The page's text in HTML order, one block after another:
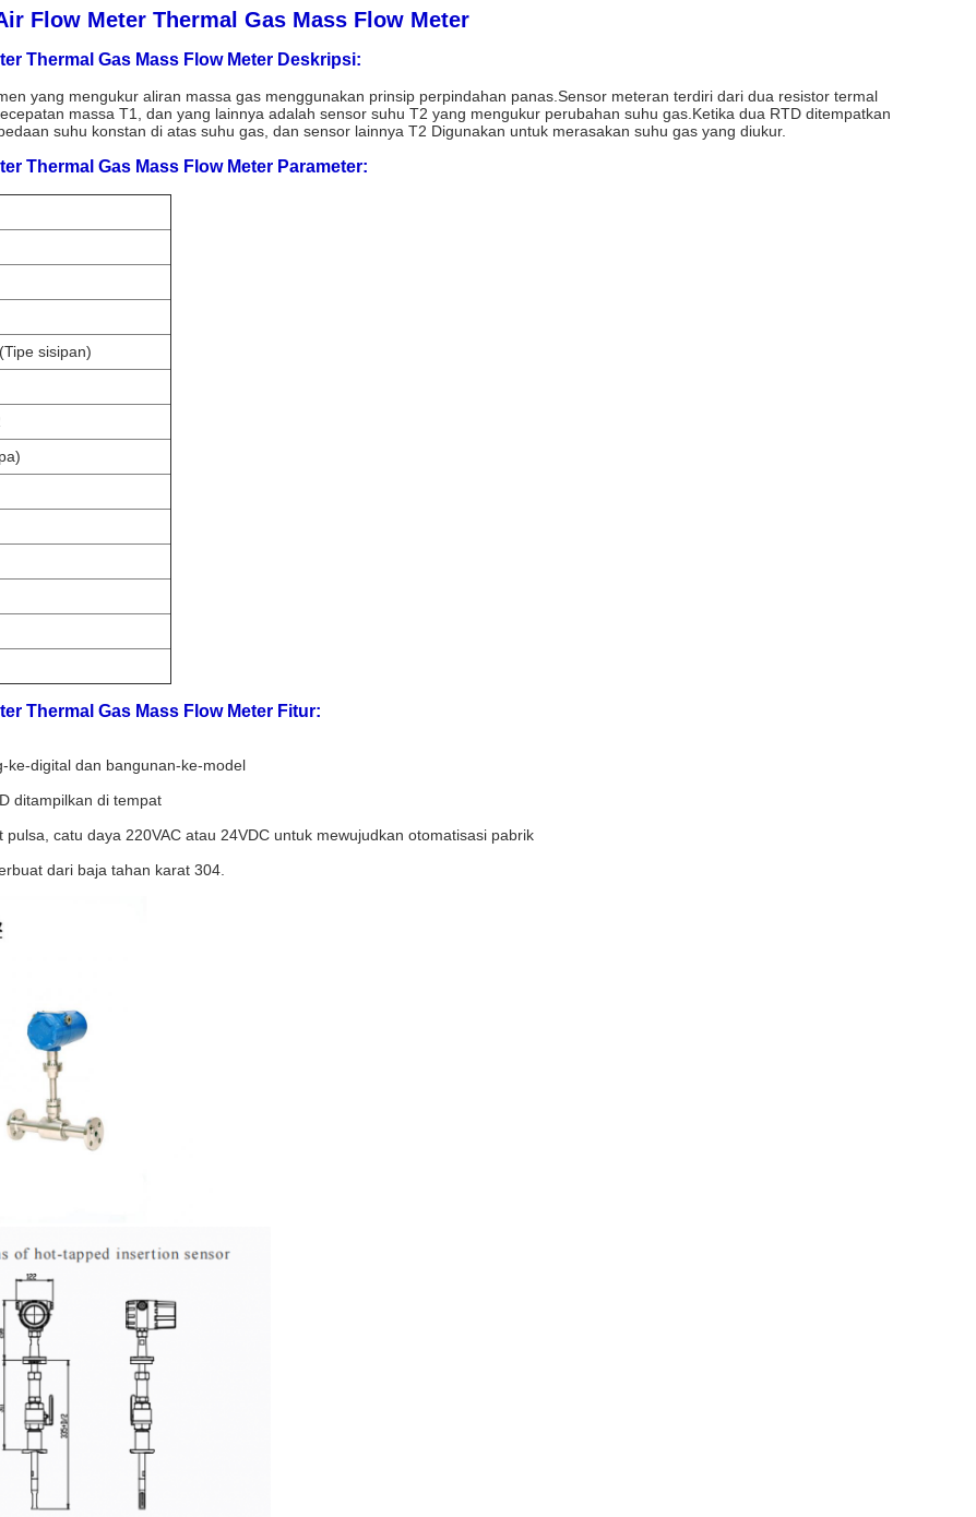
Flow Meter Thermal Gas Mass Flow Meter
Thermal Gas Mass Flow Meter Deskripsi:
yang mengukur aliran massa gas menggunakan prinsip perpindahan panas.Sensor meteran terdiri dari dua resistor termal
massa T1, dan yang lainnya adalah sensor suhu T2 yang mengukur perubahan suhu gas.Ketika dua RTD ditempatkan
suhu konstan di atas suhu gas, dan sensor lainnya T2 Digunakan untuk merasakan suhu gas yang diukur.
Thermal Gas Mass Flow Meter Parameter:
sisipan)
Thermal Gas Mass Flow Meter Fitur:
ke-digital dan bangunan-ke-model
ditampilkan di tempat
catu daya 220VAC atau 24VDC untuk mewujudkan otomatisasi pabrik
dari baja tahan karat 304.